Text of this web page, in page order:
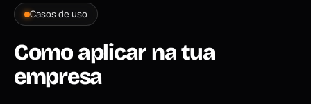
Casos de uso
Como aplicar natua
empresa